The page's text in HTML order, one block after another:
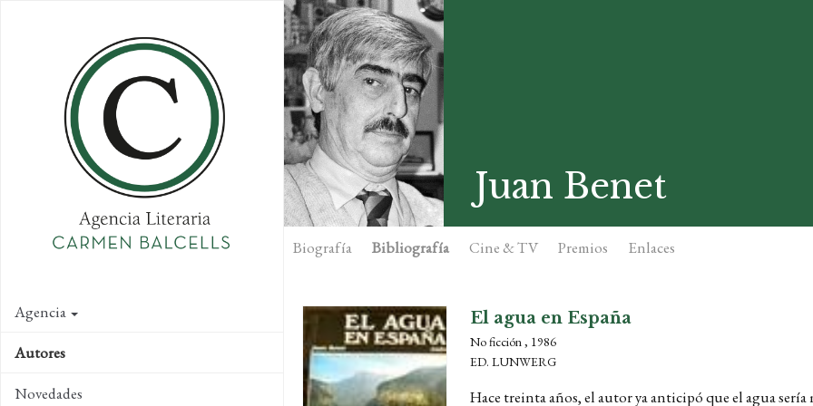
Agencia
Autores
Novedades
Juan Benet
Biografía Bibliografía Cine & TV Premios Enlaces
El agua en España
No ficción , 1986
ED. LUNWERG
Hace treinta años, el autor ya anticipó que el agua